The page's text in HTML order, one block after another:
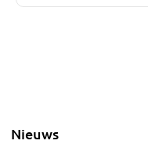
Nieuws